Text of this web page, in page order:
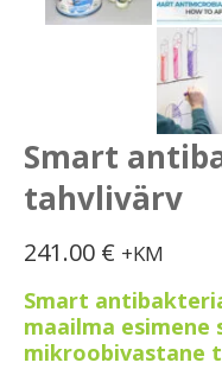
Smart
tahvlivärv
241.00 € +KM
Smart
maailma
mikroobivastane